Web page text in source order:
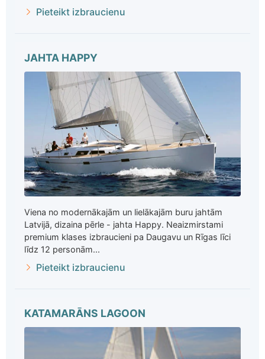
Pieteikt izbraucienu
JAHTA HAPPY
Viena no modernākajām un lielākajām buru jahtām
Latvijā, dizaina pērle - jahta Happy. Neaizmirstami
premium klases izbraucieni pa Daugavu un Rīgas līci
līdz 12 personām...
Pieteikt izbraucienu
KATAMARĀNS LAGOON